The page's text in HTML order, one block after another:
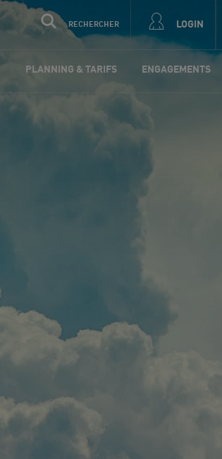
RECHERCHER LOGIN
PLANNING & TARIFS ENGAGEMENTS